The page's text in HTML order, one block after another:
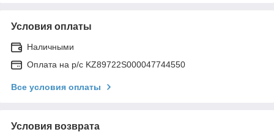
Условия оплаты
Наличными
Оплата на р/с KZ89722S000047744550
Все условия оплаты
Условия возврата